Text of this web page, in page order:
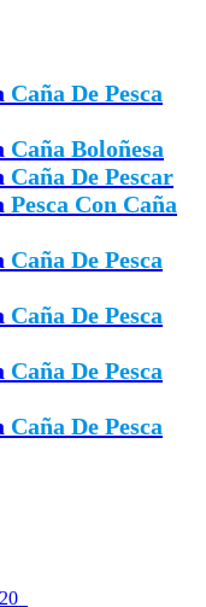
Caña De Pesca
Caña Boloñesa
Caña De Pescar
Pesca Con Caña
Caña De Pesca
Caña De Pesca
Caña De Pesca
Caña De Pesca